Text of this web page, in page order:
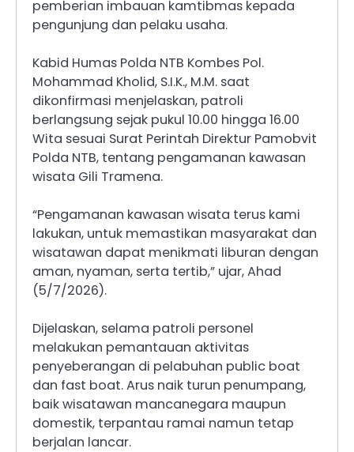
pemberian imbauan kamtibmas kepada
pengunjung dan pelaku usaha.
Kabid Humas Polda NTB Kombes Pol.
Mohammad Kholid, S.I.K., M.M. saat
dikonfirmasi menjelaskan, patroli
berlangsung sejak pukul 10.00 hingga 16.00
Wita sesuai Surat Perintah Direktur Pamobvit
Polda NTB, tentang pengamanan kawasan
wisata Gili Tramena.
“Pengamanan kawasan wisata terus kami
lakukan, untuk memastikan masyarakat dan
wisatawan dapat menikmati liburan dengan
aman, nyaman, serta tertib,” ujar, Ahad
(5/7/2026).
Dijelaskan, selama patroli personel
melakukan pemantauan aktivitas
penyeberangan di pelabuhan public boat
dan fast boat. Arus naik turun penumpang,
baik wisatawan mancanegara maupun
domestik, terpantau ramai namun tetap
berjalan lancar.